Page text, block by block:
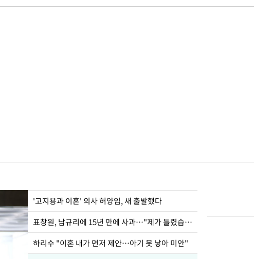
'고지용과 이혼' 의사 허양임, 새 출발했다
표창원, 남규리에 15년 만에 사과…"제가 틀렸습니다"
하리수 "이혼 내가 먼저 제안…아기 못 낳아 미안"